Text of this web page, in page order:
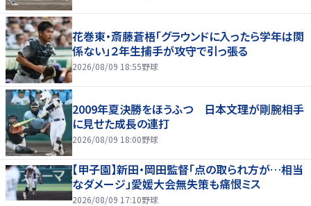
花巻東・斎藤蒼梧「グラウンドに入ったら学年は関
係ない」２年生捕手が攻守で引っ張る
2026/08/09 18:55野球
2009年夏決勝をほうふつ 日本文理が剛腕相手
に見せた成長の連打
2026/08/09 18:00野球
【甲子園】新田・岡田監督「点の取られ方が…相当
なダメージ」愛媛大会無失策も痛恨ミス
2026/08/09 17:10野球